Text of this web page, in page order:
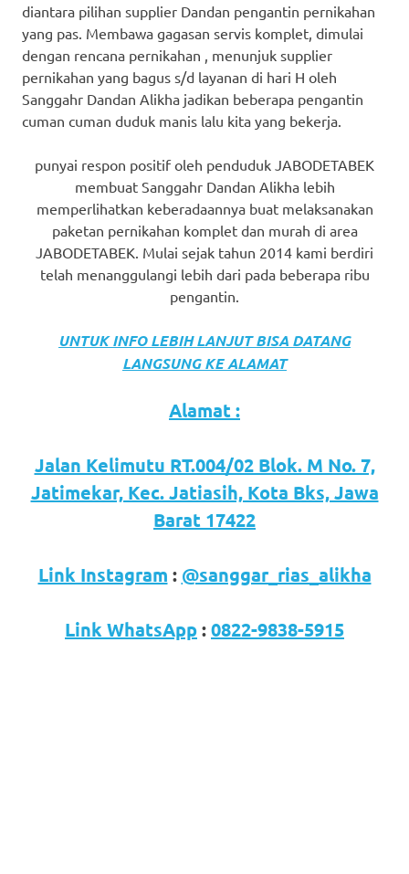
diantara pilihan supplier Dandan pengantin pernikahan
yang pas. Membawa gagasan servis komplet, dimulai
dengan rencana pernikahan , menunjuk supplier
pernikahan yang bagus s/d layanan di hari H oleh
Sanggahr Dandan Alikha jadikan beberapa pengantin
cuman cuman duduk manis lalu kita yang bekerja.
punyai respon positif oleh penduduk JABODETABEK
membuat Sanggahr Dandan Alikha lebih
memperlihatkan keberadaannya buat melaksanakan
paketan pernikahan komplet dan murah di area
JABODETABEK. Mulai sejak tahun 2014 kami berdiri
telah menanggulangi lebih dari pada beberapa ribu
pengantin.
UNTUK INFO LEBIH LANJUT BISA DATANG
LANGSUNG KE ALAMAT
Alamat :
Jalan Kelimutu RT.004/02 Blok. M No. 7,
Jatimekar, Kec. Jatiasih, Kota Bks, Jawa
Barat 17422
Link Instagram : @sanggar_rias_alikha
Link WhatsApp:0822-9838-5915